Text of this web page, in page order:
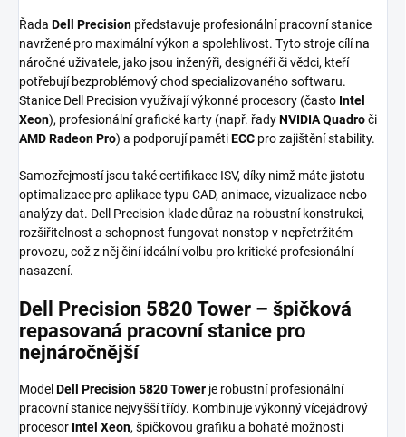
Řada Dell Precision představuje profesionální pracovní stanice
navržené pro maximální výkon a spolehlivost. Tyto stroje cílí na
náročné uživatele, jako jsou inženýři, designéři či vědci, kteří
potřebují bezproblémový chod specializovaného softwaru.
Stanice Dell Precision využívají výkonné procesory (často Intel
Xeon), profesionální grafické karty (např. řadyNVIDIA Quadroči
AMD Radeon Pro) a podporují pamětiECC pro zajištění stability.
Samozřejmostí jsou také certifikace ISV, díky nimž máte jistotu
optimalizace pro aplikace typu CAD, animace, vizualizace nebo
analýzy dat. Dell Precision klade důraz na robustní konstrukci,
rozšiřitelnost a schopnost fungovat nonstop v nepřetržitém
provozu, což z něj činí ideální volbu pro kritické profesionální
nasazení.
Dell Precision 5820 Tower – špičková
repasovaná pracovní stanice pro
nejnáročnější
Model Dell Precision 5820 Tower je robustní profesionální
pracovní stanice nejvyšší třídy. Kombinuje výkonný vícejádrový
procesor Intel Xeon, špičkovou grafiku a bohaté možnosti